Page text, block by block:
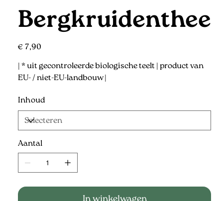
Bergkruidenthee
Prijs
€ 7,90
| * uit gecontroleerde biologische teelt | product van
EU- / niet-EU-landbouw |
Inhoud
Aantal